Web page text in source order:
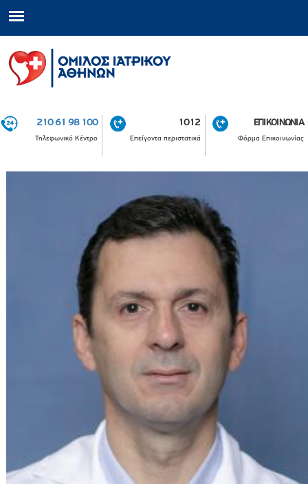
210 61 98 100
Τηλεφωνικό Κέντρο
1012
Επείγοντα περιστατικά
ΕΠΙΚΟΙΝΩΝΙΑ
Φόρμα Επικοινωνίας